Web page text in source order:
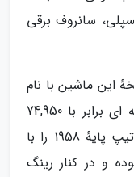
سانروف برقی
این ماشین با نام
فرست ادیشن می رسیم که قیمت پایه ای برابر با 74,950
دلار دارد. این نسخه، چراغ های گرد تیپ پایهٔ 1958 را با
و در کنار رینگ